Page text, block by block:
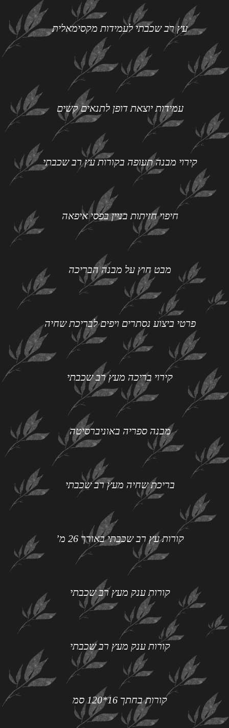
עץ רב שכבתי לעמידות מקסימאלית
עמידות יוצאת דופן לתנאים קשים
קירוי מבנה תעופה בקורות עץ רב שכבתי
חיפוי חזיתות בניין בפסי איפאה
מבט חוץ על מבנה הבריכה
פרטי ביצוע נסתרים ויפים לבריכת שחיה
קירוי בריכה מעץ רב שכבתי
מבנה ספריה באוניברסיטה
בריכת שחיה מעץ רב שכבתי
קורות עץ רב שכבתי באורך 26 מ’
קורות ענק מעץ רב שכבתי
קורות ענק מעץ רב שכבתי
קורות בחתך 16*120 סמ